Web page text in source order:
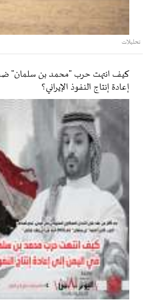
تحليلات
كيف انتهت حرب "محمد بن سلمان" ضد
إعادة إنتاج النفوذ الإيراني؟